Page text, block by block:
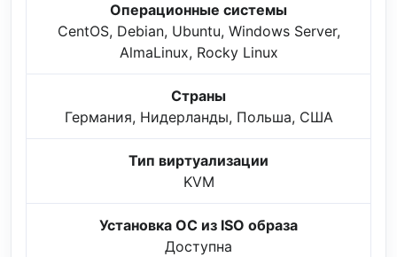
Операционные системы
CentOS, Debian, Ubuntu, Windows Server,
AlmaLinux, Rocky Linux
Страны
Германия, Нидерланды, Польша, США
Тип виртуализации
KVM
Установка ОС из ISO образа
Доступна